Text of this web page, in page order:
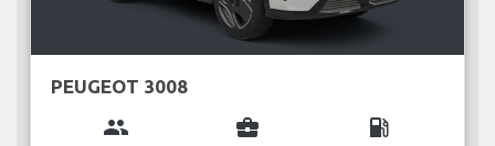
PEUGEOT 3008
group business_center local_gas_station